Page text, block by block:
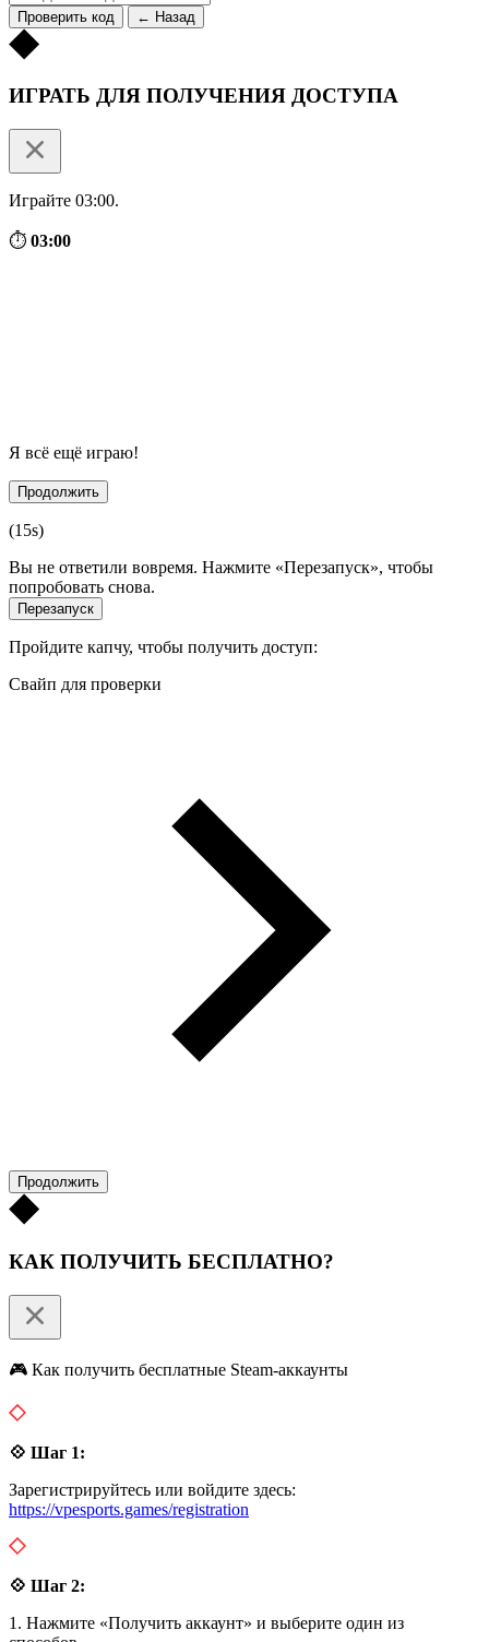
Проверить код ← Назад
ИГРАТЬ ДЛЯ ПОЛУЧЕНИЯ ДОСТУПА
Играйте 03:00.
⏱ 03:00
Я всё ещё играю!
Продолжить
(15s)
Вы не ответили вовремя. Нажмите «Перезапуск», чтобы
попробовать снова.
Перезапуск
Пройдите капчу, чтобы получить доступ:
Свайп для проверки
Продолжить
КАК ПОЛУЧИТЬ БЕСПЛАТНО?
🎮 Как получить бесплатные Steam-аккаунты
💠 Шаг 1:
Зарегистрируйтесь или войдите здесь:
https://vpesports.games/registration
💠 Шаг 2:
1. Нажмите «Получить аккаунт» и выберите один из